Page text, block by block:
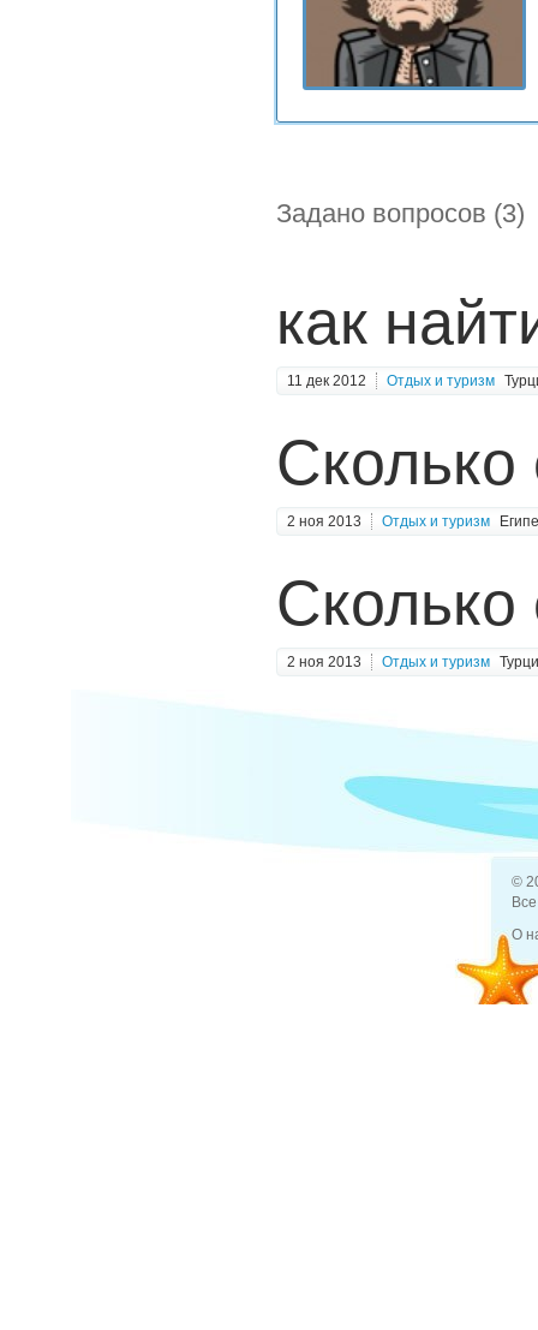
Задано вопросов (3)
как
11 дек 2012 Отдых и туризм
2 ноя 2013 Отдых и туризм
2 ноя 2013 Отдых и туризм
Какие
29 янв 2014 Отдых и туризм
Какие
Отдых и туризм
©
О